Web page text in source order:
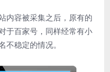
内容被采集之后，原有的
于百家号，同样经常有小
稳定的情况。